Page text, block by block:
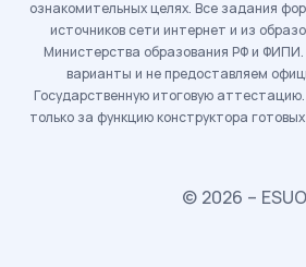
ознакомительных целях. Все задания
источников сети интернет и из
Министерства образования РФ и
варианты и не предоставляем
Государственную итоговую
только за функцию конструктора
© 2026 – ESUO